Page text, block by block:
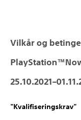
Vilkår og